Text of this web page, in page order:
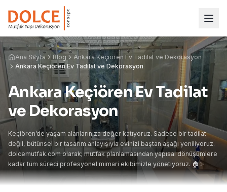
Ana Sayfa Blog
Ankara Keçiören Ev Tadilat ve Dekorasyon
Ankara Keçiören Ev Tadilat ve Dekorasyon
Ankara Keçiören Ev Tadilat
ve Dekorasyon
Keçiören’de yaşam alanlarınıza değer katıyoruz. Sadece bir tadilat
değil, bütünsel bir tasarım anlayışıyla evinizi baştan aşağı yeniliyoruz.
dolcemutfak.com olarak; mutfak planlamasından yapısal dönüşümlere
kadar tüm süreci profesyonel mimari ekibimizle yönetiyoruz. 🏠✨